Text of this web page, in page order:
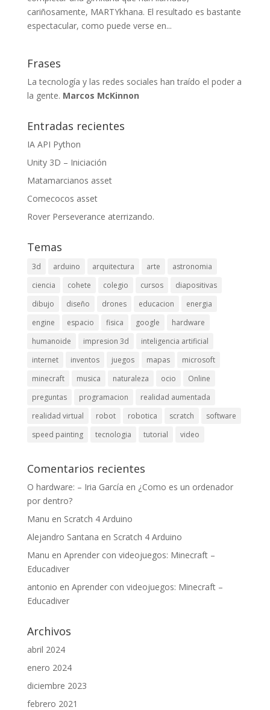
cariñosamente, MARTYkhana. El resultado es bastante
espectacular, como puede verse en...
Frases
La tecnología y las redes sociales han traído el poder a
la gente. Marcos McKinnon
Entradas recientes
IA API Python
Unity 3D – Iniciación
Matamarcianos asset
Comecocos asset
Rover Perseverance aterrizando.
Temas
3d arduino arquitectura arte
astronomia
ciencia
cohete colegio cursos
diapositivas
dibujo
diseño drones educacion
energia
engine
espacio fisica google
hardware
humanoide
impresion 3d
inteligencia artificial
internet
inventos juegos mapas
microsoft
minecraft
musica naturaleza ocio
Online
preguntas
programacion
realidad aumentada
realidad virtual
robot robotica scratch
software
speed painting
tecnologia tutorial video
Comentarios recientes
O hardware: – Iria García en ¿Como es un ordenador
por dentro?
Manu en Scratch 4 Arduino
Alejandro Santana en Scratch 4 Arduino
Manu en Aprender con videojuegos: Minecraft –
Educadiver
antonio en Aprender con videojuegos: Minecraft –
Educadiver
Archivos
abril 2024
enero 2024
diciembre 2023
febrero 2021